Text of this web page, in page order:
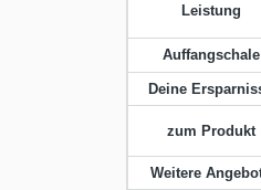
Leistung
Auffangschale
Deine
zum Produkt
Weitere